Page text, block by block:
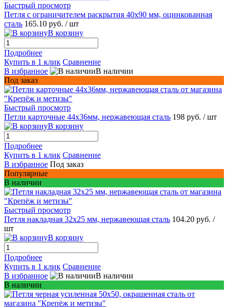
Быстрый просмотр
Петля с ограничителем раскрытия 40х90 мм, оцинкованная
сталь 165.10 руб. / шт
В корзину
Подробнее
Купить в 1 клик Сравнение
В избранное
В наличии
Под заказ
Быстрый просмотр
Петли карточные 44х36мм, нержавеющая сталь 198 руб. / шт
В корзину
Подробнее
Купить в 1 клик Сравнение
В избранное Под заказ
Популярные
В наличии
Быстрый просмотр
Петля накладная 32х25 мм, нержавеющая сталь 104.20 руб. /
шт
В корзину
Подробнее
Купить в 1 клик Сравнение
В избранное
В наличии
В наличии